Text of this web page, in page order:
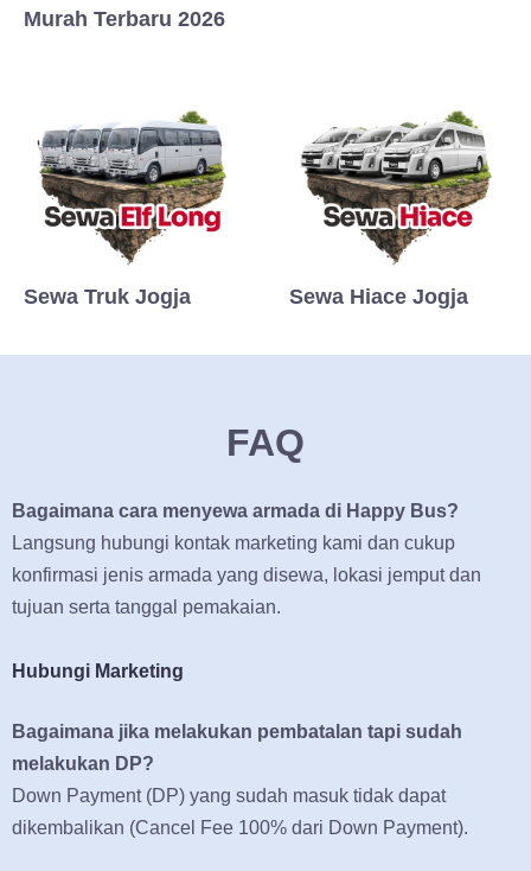
Murah Terbaru 2026
Sewa Truk Jogja Sewa Hiace Jogja
FAQ
Bagaimana cara menyewa armada di Happy Bus?
Langsung hubungi kontak marketing kami dan cukup
konfirmasi jenis armada yang disewa, lokasi jemput dan
tujuan serta tanggal pemakaian.
Hubungi Marketing
Bagaimana jika melakukan pembatalan tapi sudah
melakukan DP?
Down Payment (DP) yang sudah masuk tidak dapat
dikembalikan (Cancel Fee 100% dari Down Payment).